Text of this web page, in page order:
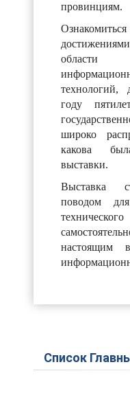
провинциям.
области
технологий,
году
широко
какова
выставки.
Выставка
поводом
настоящим
Список